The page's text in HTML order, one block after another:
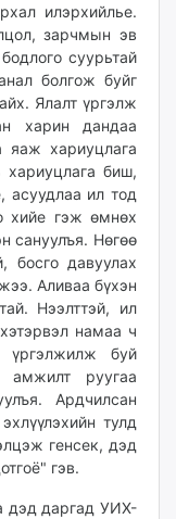
илэрхийлье.
зарчмын эв
суурьтай
болгож буйг
Ялалт үргэлж
харин дандаа
яаж хариуцлага
биш,
асуудлаа ил тод
хийе гэж өмнөх
сануулъя. Нөгөө
босго давуулах
Аливаа бүхэн
Нээлттэй, ил
намаа ч
үргэлжилж буй
амжилт руугаа
Ардчилсан
тулд
генсек, дэд
гэв.
дэд даргад УИХ-